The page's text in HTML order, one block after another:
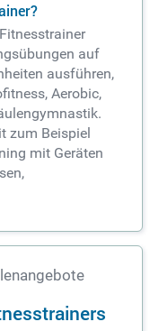
auf
ausführen,
Aerobic,
zum Beispiel
mit Geräten